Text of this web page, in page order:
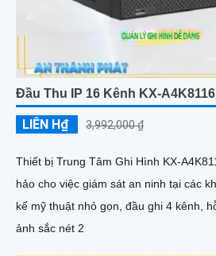
Đầu Thu IP 16 Kênh KX-
LIÊN H₫ 3,992,000 ₫
Thiết bị Trung Tâm Ghi Hình KX-
hảo cho việc giám sát an ninh tại các không
kế mỹ thuật nhỏ gọn, đầu ghi 4 kênh,
ảnh sắc nét 2